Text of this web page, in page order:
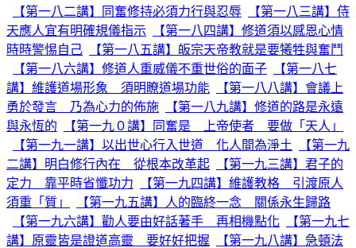
【第一八二講】同奮修持必須力行與忍辱
【第一八三講】侍
天應人宜有明確規儀指示
【第一八四講】修道須以感恩心情
時時警惕自己
【第一八五講】皈宗天帝教就是要犧牲與奮鬥
【第一八六講】修道人重威儀不重世俗的面子
【第一八七
講】維護道場形象 須明瞭道場功能
【第一八八講】會議上
勇於發言 乃為心力的佈施
【第一八九講】修道的路是永遠
與永恆的
【第一九０講】同奮是 上帝使者 要做「天人」
【第一九一講】以出世心行入世道 化人間為淨土
【第一九
二講】明白修行內在 從根本改革起
【第一九三講】君子的
定力 靠平時省懺功力
【第一九四講】維護教格 引渡原人
須重「質」
【第一九五講】人的臨終一念 關係永生歸路
【第一九六講】勸人要由好話著手 再相機點化
【第一九七
講】原靈皆是證道高靈 要好好把握
【第一九八講】急頓法